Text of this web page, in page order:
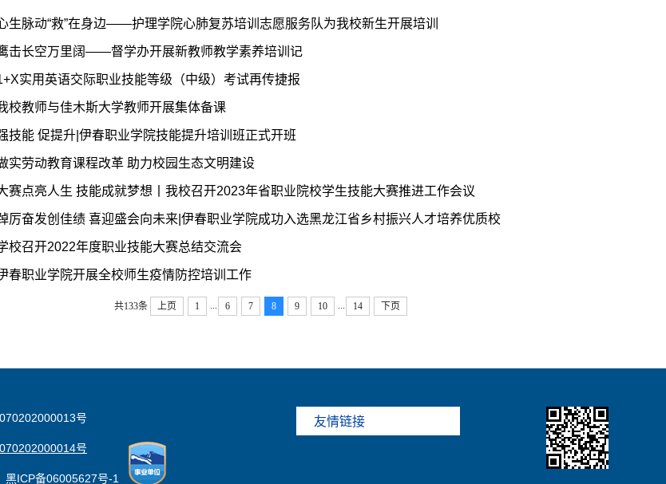
生脉动“救”在身边——护理学院心肺复苏培训志愿服务队为我校新生开展培训
击长空万里阔——督学办开展新教师教学素养培训记
实用英语交际职业技能等级（中级）考试再传捷报
校教师与佳木斯大学教师开展集体备课
技能 促提升|伊春职业学院技能提升培训班正式开班
实劳动教育课程改革 助力校园生态文明建设
赛点亮人生 技能成就梦想丨我校召开2023年省职业院校学生技能大赛推进工作会议
厉奋发创佳绩 喜迎盛会向未来|伊春职业学院成功入选黑龙江省乡村振兴人才培养优质校
校召开2022年度职业技能大赛总结交流会
春职业学院开展全校师生疫情防控培训工作
共133条 上页 1 6 7 8 9 10 14 下页
号
号
黑ICP备06005627号-1
友情链接